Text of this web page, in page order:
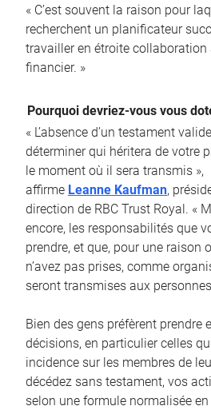
« C’est souvent la raison pour
recherchent un planificateur
travailler en étroite collaboration
financier. »
Pourquoi devriez-vous vous
« L’absence d’un testament
déterminer qui héritera de votre
le moment où il sera transmis »,
affirme Leanne Kaufman,
direction de RBC Trust Royal. «
encore, les responsabilités que
prendre, et que, pour une raison
n’avez pas prises, comme
seront transmises aux
Bien des gens préfèrent prendre
décisions, en particulier celles
incidence sur les membres de
décédez sans testament, vos
selon une formule normalisée